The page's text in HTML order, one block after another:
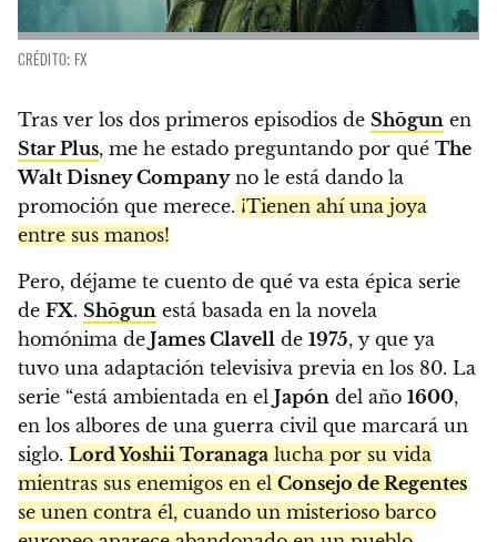
CRÉDITO: FX
Tras ver los dos primeros episodios de Shōgun en
Star Plus, me he estado preguntando por qué The
Walt Disney Companyno le está dando la
promoción que merece. ¡Tienen ahí una joya
entre sus manos!
Pero, déjame te cuento de qué va esta épica serie
de FX. Shōgun está basada en la novela
homónima de James Clavell de 1975, y que ya
tuvo una adaptación televisiva previa en los 80. La
serie “está ambientada en el Japón del año 1600,
en los albores de una guerra civil que marcará un
siglo. Lord Yoshii Toranaga lucha por su vida
mientras sus enemigos en el Consejo de Regentes
se unen contra él, cuando un misterioso barco